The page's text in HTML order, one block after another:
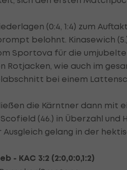
(0:4, 1:4) zum
belohnt. Kinasewich
Sportova für die
Rotjacken, wie auch im
bei einem
die Kärntner dann mit
Scofield (46.) in Überzahl
gelang in der
- KAC 3:2 (2:0,0:0,1:2)